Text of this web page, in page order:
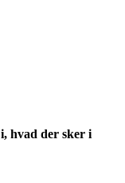
i, hvad der sker i